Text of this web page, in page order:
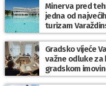
Minerva pred
jedna od
turizam
Gradsko vijeće
važne odluke
gradskom